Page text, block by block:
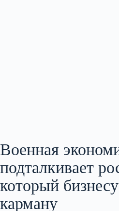
Военная
подталкивает
который
карману